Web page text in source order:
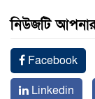
নিউজটি
Facebook
Linkedin